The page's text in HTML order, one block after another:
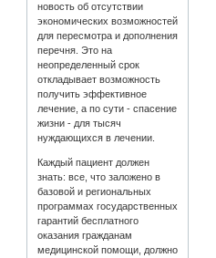
новость об отсутствии
экономических возможностей
для пересмотра и дополнения
перечня. Это на
неопределенный срок
откладывает возможность
получить эффективное
лечение, а по сути - спасение
жизни - для тысяч
нуждающихся в лечении.
Каждый пациент должен
знать: все, что заложено в
базовой и региональных
программах государственных
гарантий бесплатного
оказания гражданам
медицинской помощи, должно